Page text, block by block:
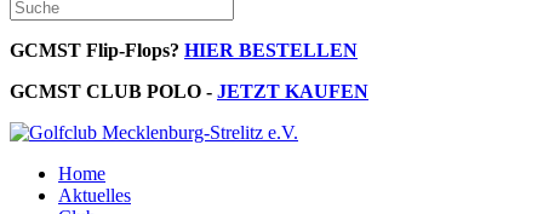
GCMST Flip-Flops? HIER BESTELLEN
GCMST CLUB POLO - JETZT KAUFEN
Home
Aktuelles